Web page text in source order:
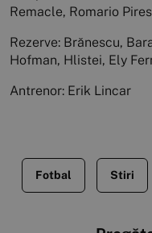
Remacle, Romario
Rezerve: Brănescu,
Hofman, Hlistei, Ely
Antrenor: Erik Lincar
Fotbal Stiri